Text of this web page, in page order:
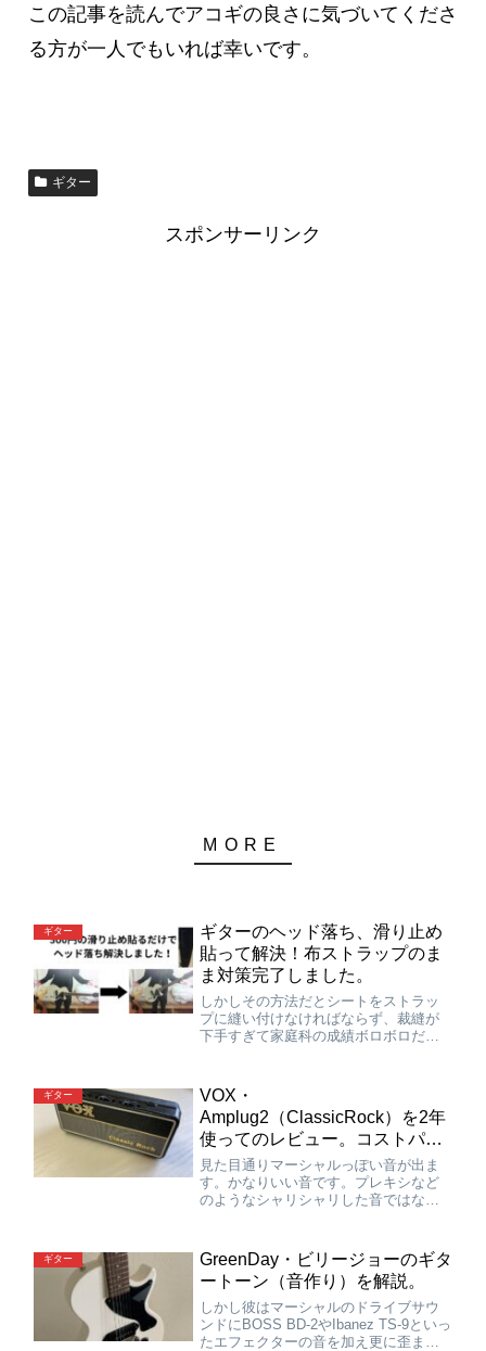
この記事を読んでアコギの良さに気づいてくださ
る方が一人でもいれば幸いです。
ギター
スポンサーリンク
ギター
ギターのヘッド落ち、滑り止め
貼って解決！布ストラップのま
ま対策完了しました。
しかしその方法だとシートをストラッ
プに縫い付けなければならず、裁縫が
下手すぎて家庭科の成績ボロボロだっ
プとかで簡単に貼れる滑り止め見つか
れ！！！』と思って『シリコン 滑り
止め』と検索したら…
ギター
VOX・
Amplug2（ClassicRock）を2年
使ってのレビュー。コストパフ
ォーマンスが高すぎる。
見た目通りマーシャルっぽい音が出ま
す。かなりいい音です。プレキシなど
のようなシャリシャリした音ではな
な荒っぽい感じも若干入ってるような
気がしますが、どちらかというとモダ
ンマーシャルです。
ギター
GreenDay・ビリージョーのギタ
ートーン（音作り）を解説。
しかし彼はマーシャルのドライブサウ
ンドにBOSS BD-2やIbanez TS-9といっ
たエフェクターの音を加え更に歪ませ